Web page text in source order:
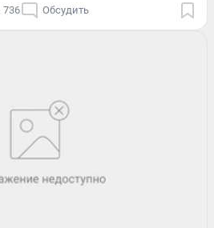
736 Обсудить